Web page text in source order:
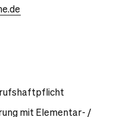
mit Elementar- /